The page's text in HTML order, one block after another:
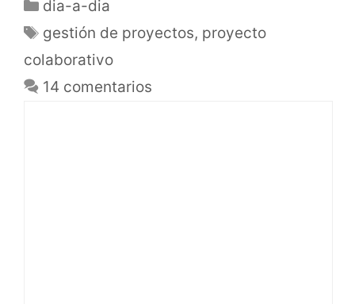
dia-a-dia
gestión de proyectos, proyecto
colaborativo
14 comentarios